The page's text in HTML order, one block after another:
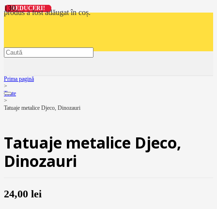
produsa fost adăugat în coș.
Prima pagină
>
Toate
>
Tatuaje metalice Djeco, Dinozauri
Tatuaje metalice Djeco,
Dinozauri
24,00 lei
REDUCERI!
REDUCERI!
REDUCERI!
REDUCERI!